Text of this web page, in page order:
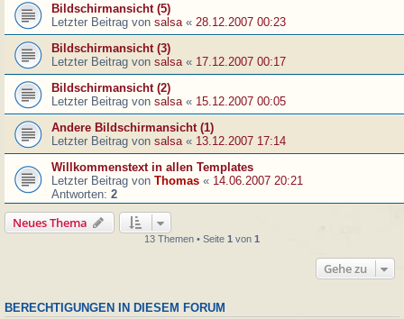
Bildschirmansicht (5)
Letzter Beitrag von salsa « 28.12.2007 00:23
Bildschirmansicht (3)
Letzter Beitrag von salsa « 17.12.2007 00:17
Bildschirmansicht (2)
Letzter Beitrag von salsa « 15.12.2007 00:05
Andere Bildschirmansicht (1)
Letzter Beitrag von salsa « 13.12.2007 17:14
Willkommenstext in allen Templates
Letzter Beitrag von Thomas « 14.06.2007 20:21
Antworten: 2
Neues Thema
13 Themen • Seite 1 von 1
Gehe zu
BERECHTIGUNGEN IN DIESEM FORUM